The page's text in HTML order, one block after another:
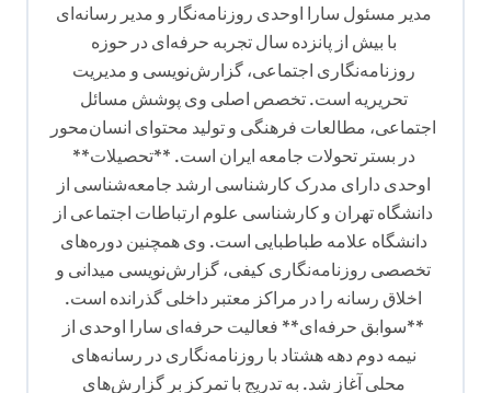
مدیر مسئول سارا اوحدی روزنامه‌نگار و مدیر رسانه‌ای
با بیش از پانزده سال تجربه حرفه‌ای در حوزه
روزنامه‌نگاری اجتماعی، گزارش‌نویسی و مدیریت
تحریریه است. تخصص اصلی وی پوشش مسائل
اجتماعی، مطالعات فرهنگی و تولید محتوای انسان‌محور
در بستر تحولات جامعه ایران است. **تحصیلات**
اوحدی دارای مدرک کارشناسی ارشد جامعه‌شناسی از
دانشگاه تهران و کارشناسی علوم ارتباطات اجتماعی از
دانشگاه علامه طباطبایی است. وی همچنین دوره‌های
تخصصی روزنامه‌نگاری کیفی، گزارش‌نویسی میدانی و
اخلاق رسانه را در مراکز معتبر داخلی گذرانده است.
**سوابق حرفه‌ای** فعالیت حرفه‌ای سارا اوحدی از
نیمه دوم دهه هشتاد با روزنامه‌نگاری در رسانه‌های
محلی آغاز شد. به تدریج با تمرکز بر گزارش‌های